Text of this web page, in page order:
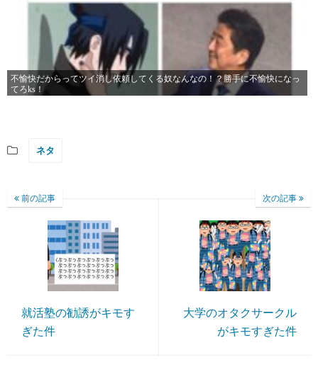
不愉快だからってツイ消し依頼してくる奴なんなの！？勝手に不愉快になっ
てろks！
ネタ
前の記事
就活塾の勧誘がキモす
ぎた件
次の記事
大学のオタクサークル
がキモすぎた件